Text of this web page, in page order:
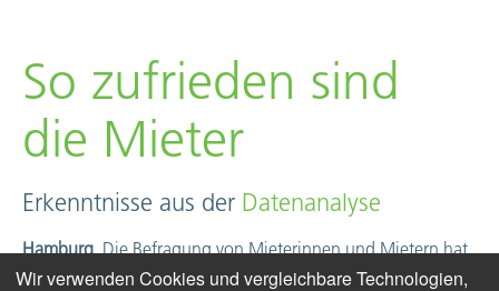
So zufrieden sind
die Mieter
Erkenntnisse aus der Datenanalyse
Hamburg.Die Befragung von Mieterinnen und Mietern hat
in deutschen Wohnungsunternehmen mal mehr, mal
Wir verwenden Cookies und vergleichbare Technologien,